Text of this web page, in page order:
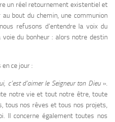
un réel retournement existentiel et
bout du chemin, une communion
refusons d’entendre la voix du
du bonheur : alors notre destin
ce jour :
c’est d’aimer le Seigneur ton Dieu».
notre vie et tout notre être, toute
tous nos rêves et tous nos projets,
Il concerne également toutes nos